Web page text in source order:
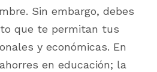
Sin embargo, debes
que te permitan tus
y económicas. En
en educación; la